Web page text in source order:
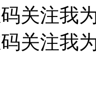
关注我
关注我